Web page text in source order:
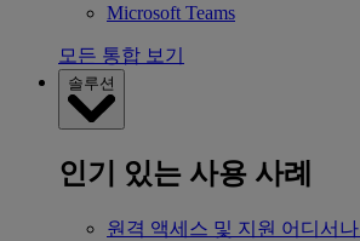
Microsoft Teams
모든 통합 보기
솔루션
인기 있는 사용 사례
원격 액세스 및 지원 어디서